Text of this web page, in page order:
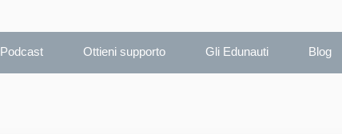
Podcast Ottieni supporto Gli Edunauti Blog